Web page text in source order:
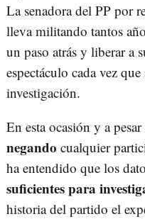
La senadora del PP por
lleva militando tantos
un paso atrás y liberar a
espectáculo cada vez
investigación.
En esta ocasión y a
negando cualquier
ha entendido que los
suficientes para
historia del partido el